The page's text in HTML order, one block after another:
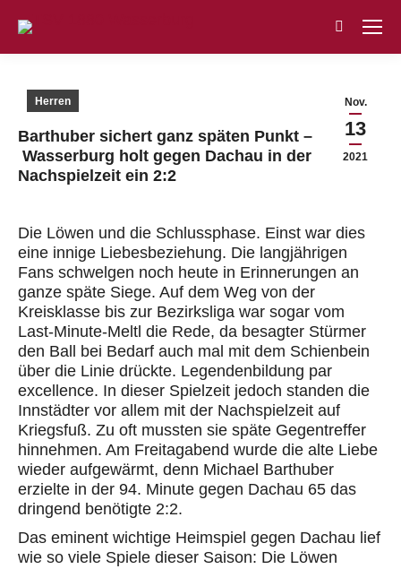
Search:
Nov.
13
2021
Herren
Barthuber sichert ganz späten Punkt –
Wasserburg holt gegen Dachau in der
Nachspielzeit ein 2:2
Die Löwen und die Schlussphase. Einst war dies
eine innige Liebesbeziehung. Die langjährigen
Fans schwelgen noch heute in Erinnerungen an
ganze späte Siege. Auf dem Weg von der
Kreisklasse bis zur Bezirksliga war sogar vom
Last-Minute-Meltl die Rede, da besagter Stürmer
den Ball bei Bedarf auch mal mit dem Schienbein
über die Linie drückte. Legendenbildung par
excellence. In dieser Spielzeit jedoch standen die
Innstädter vor allem mit der Nachspielzeit auf
Kriegsfuß. Zu oft mussten sie späte Gegentreffer
hinnehmen. Am Freitagabend wurde die alte Liebe
wieder aufgewärmt, denn Michael Barthuber
erzielte in der 94. Minute gegen Dachau 65 das
dringend benötigte 2:2.
Das eminent wichtige Heimspiel gegen Dachau lief
wie so viele Spiele dieser Saison: Die Löwen